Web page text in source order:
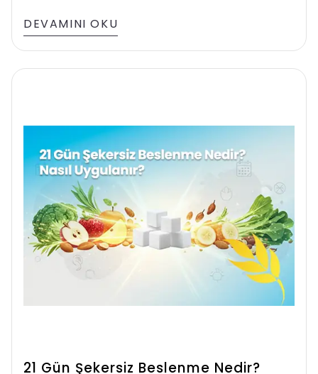
sonrasında yorgunluk ve odaklanma
problemlerine sebep olurlar.
DEVAMINI OKU
21 Gün Şekersiz Beslenme Nedir?